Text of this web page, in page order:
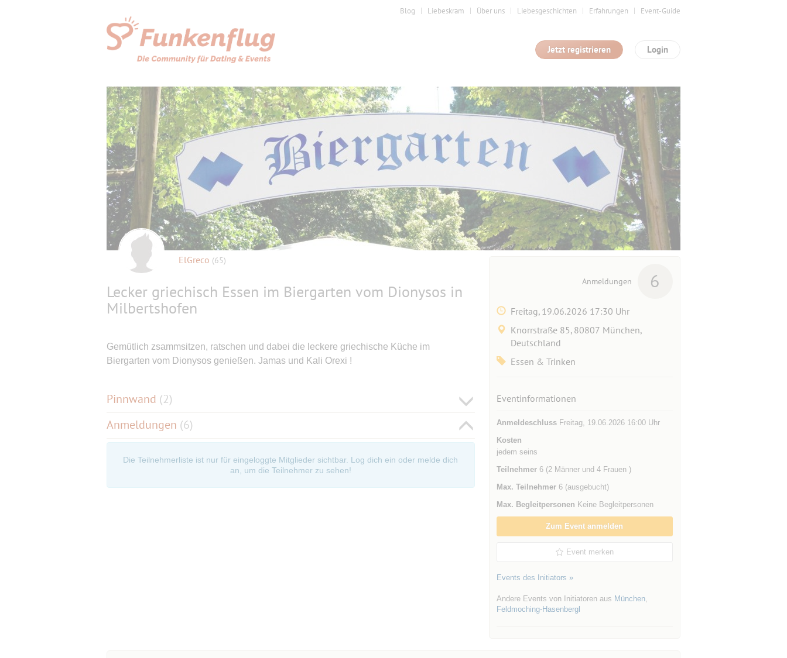
Blog Liebeskram Über uns Liebesgeschichten Erfahrungen Event-Guide
Login
Jetzt registrieren
ElGreco (65)
Lecker griechisch Essen im Biergarten vom Dionysos in
Milbertshofen
Gemütlich zsammsitzen, ratschen und dabei die leckere griechische Küche im
Biergarten vom Dionysos genießen. Jamas und Kali Orexi !
Pinnwand (2)
Anmeldungen (6)
Die Teilnehmerliste ist nur für eingeloggte Mitglieder sichtbar. Log dich ein oder melde dich
an, um die Teilnehmer zu sehen!
Anmeldungen 6
Freitag, 19.06.2026 17:30 Uhr
Knorrstraße 85, 80807 München,
Deutschland
Essen & Trinken
Eventinformationen
AnmeldeschlussFreitag, 19.06.2026 16:00 Uhr
Kosten
jedem seins
Teilnehmer6 (2 Männer und 4 Frauen )
Max. Teilnehmer6 (ausgebucht)
Max. Begleitpersonen Keine Begleitpersonen
Zum Event anmelden
Event merken
Events des Initiators »
Andere Events von Initiatoren aus München,
Feldmoching-Hasenbergl